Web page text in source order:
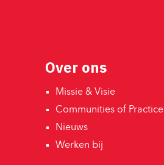
Over ons
Missie & Visie
Communities of Practice
Nieuws
Werken bij